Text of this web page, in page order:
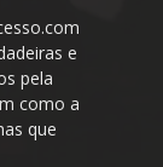
e
pela
como a
que